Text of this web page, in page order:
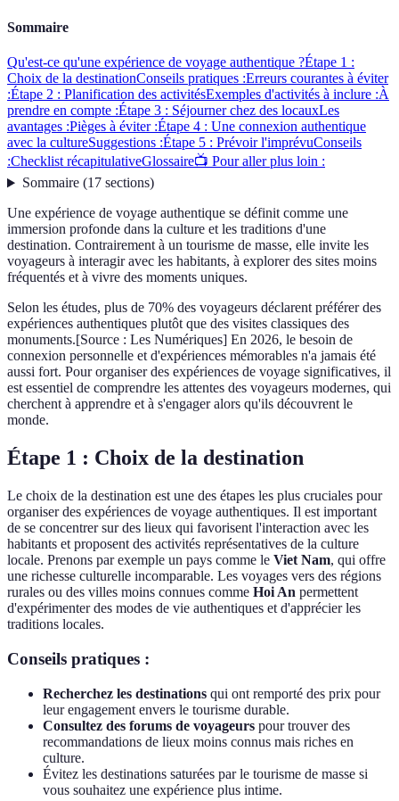
Sommaire
Qu'est-ce qu'une expérience de voyage authentique ?Étape 1 :
Choix de la destinationConseils pratiques :Erreurs courantes à éviter
:Étape 2 : Planification des activitésExemples d'activités à inclure :À
prendre en compte :Étape 3 : Séjourner chez des locauxLes
avantages :Pièges à éviter :Étape 4 : Une connexion authentique
avec la cultureSuggestions :Étape 5 : Prévoir l'imprévuConseils
:Checklist récapitulativeGlossaire📺 Pour aller plus loin :
Sommaire(17 sections)
Une expérience de voyage authentique se définit comme une
immersion profonde dans la culture et les traditions d'une
destination. Contrairement à un tourisme de masse, elle invite les
voyageurs à interagir avec les habitants, à explorer des sites moins
fréquentés et à vivre des moments uniques.
Selon les études, plus de 70% des voyageurs déclarent préférer des
expériences authentiques plutôt que des visites classiques des
monuments.[Source : Les Numériques] En 2026, le besoin de
connexion personnelle et d'expériences mémorables n'a jamais été
aussi fort. Pour organiser des expériences de voyage significatives, il
est essentiel de comprendre les attentes des voyageurs modernes, qui
cherchent à apprendre et à s'engager alors qu'ils découvrent le
monde.
Étape 1 : Choix de la destination
Le choix de la destination est une des étapes les plus cruciales pour
organiser des expériences de voyage authentiques. Il est important
de se concentrer sur des lieux qui favorisent l'interaction avec les
habitants et proposent des activités représentatives de la culture
locale. Prenons par exemple un pays comme le Viet Nam, qui offre
une richesse culturelle incomparable. Les voyages vers des régions
rurales ou des villes moins connues comme Hoi An permettent
d'expérimenter des modes de vie authentiques et d'apprécier les
traditions locales.
Conseils pratiques :
Recherchez les destinations qui ont remporté des prix pour
leur engagement envers le tourisme durable.
Consultez des forums de voyageurs pour trouver des
recommandations de lieux moins connus mais riches en
culture.
Évitez les destinations saturées par le tourisme de masse si
vous souhaitez une expérience plus intime.